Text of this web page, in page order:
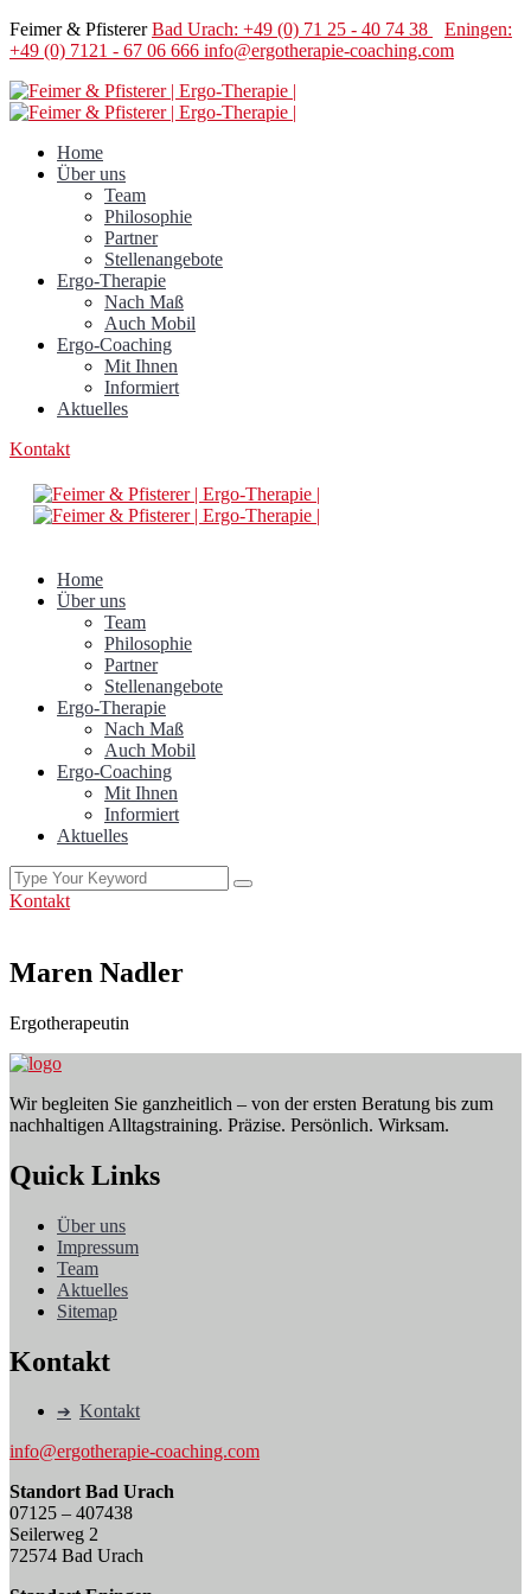
Feimer & PfistererBad Urach: +49 (0) 71 25 - 40 74 38
Eningen:
+49 (0) 7121 - 67 06 666 info@ergotherapie-coaching.com
Home
Über uns
Team
Philosophie
Partner
Stellenangebote
Ergo-Therapie
Nach Maß
Auch Mobil
Ergo-Coaching
Mit Ihnen
Informiert
Aktuelles
Kontakt
Home
Über uns
Team
Philosophie
Partner
Stellenangebote
Ergo-Therapie
Nach Maß
Auch Mobil
Ergo-Coaching
Mit Ihnen
Informiert
Aktuelles
Kontakt
Maren Nadler
Ergotherapeutin
Wir begleiten Sie ganzheitlich – von der ersten Beratung bis zum
nachhaltigen Alltagstraining. Präzise. Persönlich. Wirksam.
Quick Links
Über uns
Impressum
Team
Aktuelles
Sitemap
Kontakt
Kontakt
info@ergotherapie-coaching.com
Standort Bad Urach
07125 – 407438
Seilerweg 2
72574 Bad Urach